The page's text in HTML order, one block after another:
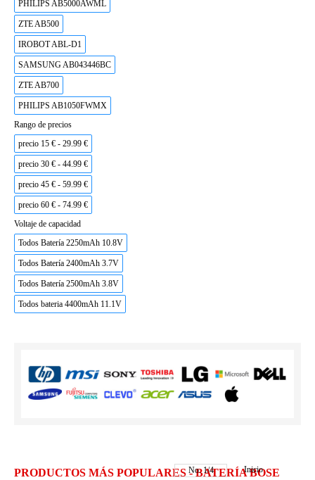
PHILIPS AB5000AWML
ZTE AB500
IROBOT ABL-D1
SAMSUNG AB043446BC
ZTE AB700
PHILIPS AB1050FWMX
Rango de precios
precio 15 € - 29.99 €
precio 30 € - 44.99 €
precio 45 € - 59.99 €
precio 60 € - 74.99 €
Voltaje de capacidad
Todos Batería 2250mAh 10.8V
Todos Batería 2400mAh 3.7V
Todos Batería 2500mAh 3.8V
Todos bateria 4400mAh 11.1V
PRODUCTOS MÁS POPULARES - BATERÍA BOSE
No.1/4 Inicio